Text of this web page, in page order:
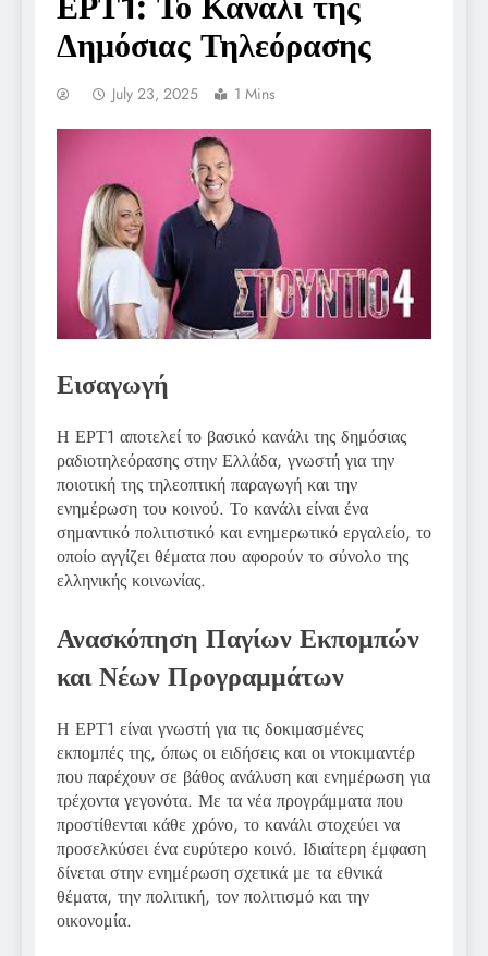
Δημόσιας Τηλεόρασης
July 23, 2025 1 Mins
Εισαγωγή
Η ΕΡΤ1 αποτελεί το βασικό κανάλι της δημόσιας
ραδιοτηλεόρασης στην Ελλάδα, γνωστή για την
ποιοτική της τηλεοπτική παραγωγή και την
ενημέρωση του κοινού. Το κανάλι είναι ένα
σημαντικό πολιτιστικό και ενημερωτικό εργαλείο, το
οποίο αγγίζει θέματα που αφορούν το σύνολο της
ελληνικής κοινωνίας.
Ανασκόπηση Παγίων Εκπομπών
και Νέων Προγραμμάτων
Η ΕΡΤ1 είναι γνωστή για τις δοκιμασμένες
εκπομπές της, όπως οι ειδήσεις και οι ντοκιμαντέρ
που παρέχουν σε βάθος ανάλυση και ενημέρωση για
τρέχοντα γεγονότα. Με τα νέα προγράμματα που
προστίθενται κάθε χρόνο, το κανάλι στοχεύει να
προσελκύσει ένα ευρύτερο κοινό. Ιδιαίτερη έμφαση
δίνεται στην ενημέρωση σχετικά με τα εθνικά
θέματα, την πολιτική, τον πολιτισμό και την
οικονομία.